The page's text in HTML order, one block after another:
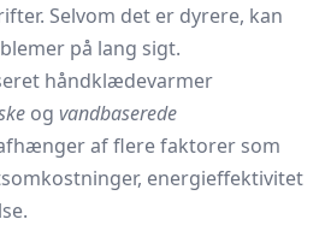
Selvom det er dyrere, kan
på lang sigt.
håndklædevarmer
og vandbaserede
af flere faktorer som
energieffektivitet